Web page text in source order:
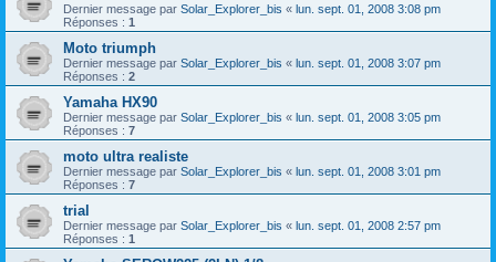
Dernier message par Solar_Explorer_bis « lun. sept. 01, 2008 3:08 pm
Réponses : 1
Moto triumph
Dernier message par Solar_Explorer_bis « lun. sept. 01, 2008 3:07 pm
Réponses : 2
Yamaha HX90
Dernier message par Solar_Explorer_bis « lun. sept. 01, 2008 3:05 pm
Réponses : 7
moto ultra realiste
Dernier message par Solar_Explorer_bis « lun. sept. 01, 2008 3:01 pm
Réponses : 7
trial
Dernier message par Solar_Explorer_bis « lun. sept. 01, 2008 2:57 pm
Réponses : 1